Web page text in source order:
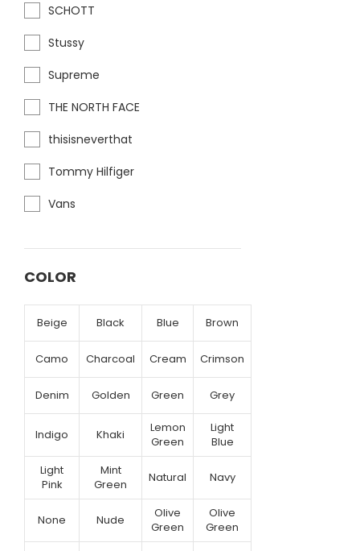
SCHOTT
Stussy
Supreme
THE NORTH FACE
thisisneverthat
Tommy Hilfiger
Vans
COLOR
Beige Black Blue Brown
Camo Charcoal Cream Crimson
Denim Golden Green Grey
Indigo Khaki
Lemon
Green
Light
Blue
Light
Pink
Mint
Green
Natural Navy
None Nude
Olive
Green
Olive
Green